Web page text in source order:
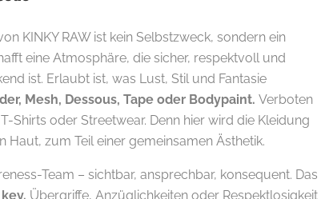
KINKY RAW ist kein Selbstzweck, sondern ein
eine Atmosphäre, die sicher, respektvoll und
ist. Erlaubt ist, was Lust, Stil und Fantasie
Mesh, Dessous, Tape oder Bodypaint. Verboten
Shirts oder Streetwear. Denn hier wird die Kleidung
Haut, zum Teil einer gemeinsamen Ästhetik.
Team – sichtbar, ansprechbar, konsequent. Das
Übergriffe, Anzüglichkeiten oder Respektlosigkeit